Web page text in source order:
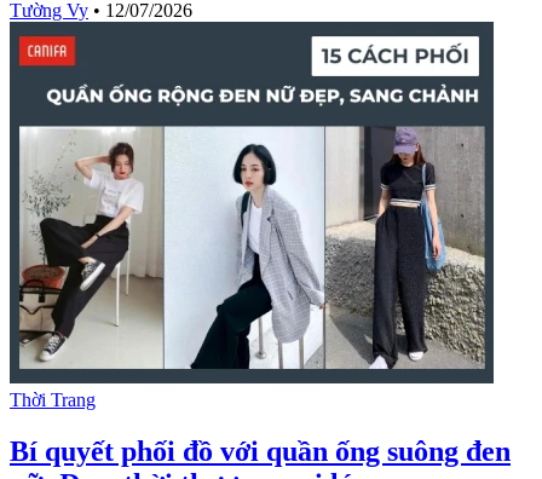
Tường Vy • 12/07/2026
Thời Trang
Bí quyết phối đồ với quần ống suông đen